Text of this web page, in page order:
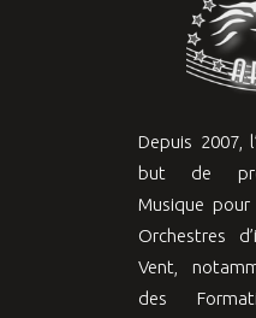
Depuis 2007,
but de
Musique
Orchestres
Vent,
des